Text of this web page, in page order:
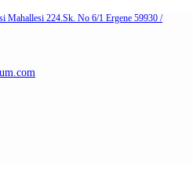
Mahallesi 224.Sk. No 6/1 Ergene 59930 /